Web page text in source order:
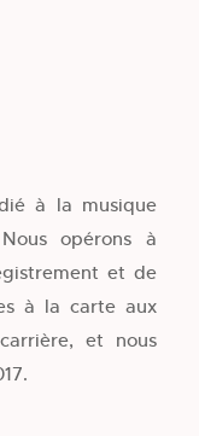
à la musique
opérons à
et de
à la carte aux
et nous